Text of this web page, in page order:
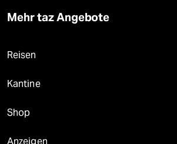
Mehr taz Angebote
Reisen
Kantine
Shop
Anzeigen